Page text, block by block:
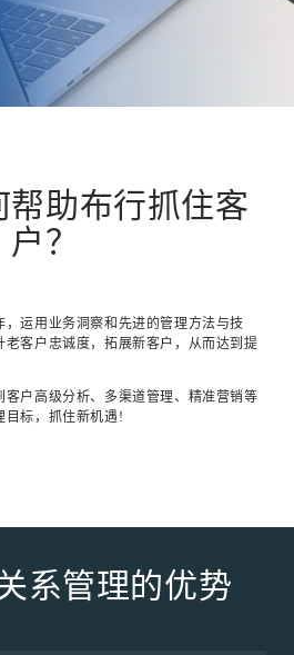
帮助布行抓住客
户？
运用业务洞察和先进的管理方法与技
客户忠诚度，拓展新客户，从而达到提
户高级分析、多渠道管理、精准营销等
目标，抓住新机遇!
系管理的优势